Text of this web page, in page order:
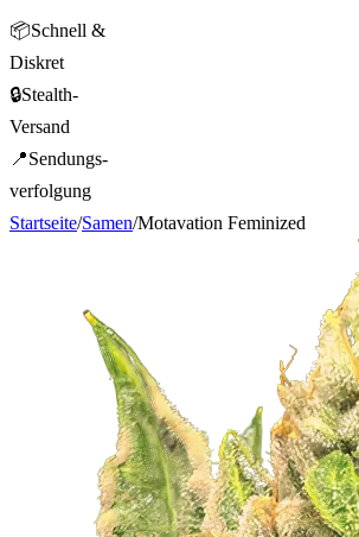
📦Schnell &
Diskret
🔒Stealth-
Versand
📍Sendungs-
verfolgung
Startseite/Samen/Motavation Feminized